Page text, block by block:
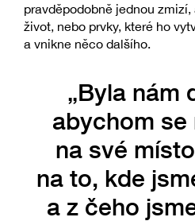
pravděpodobně jednou
život, nebo prvky, které ho
a vnikne něco dalšího.
„Byla nám
abychom
na své
na to, kde
a z čeho